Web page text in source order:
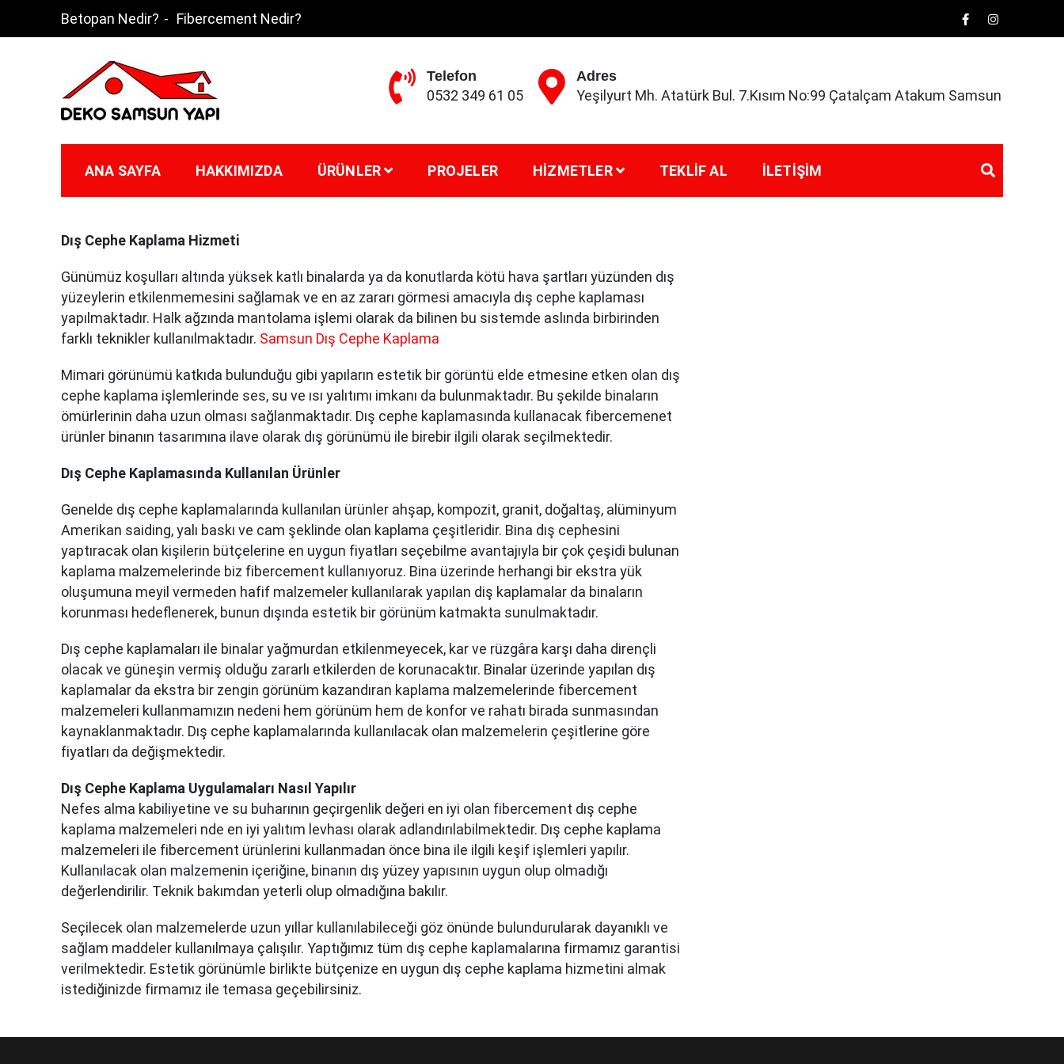
Betopan Nedir? Fibercement Nedir?
Deko Samsun
Telefon
0532 349 61 05
Adres
Yeşilyurt Mh. Atatürk Bul. 7.Kısım No:99 Çatalçam Atakum Samsun
ANA SAYFA HAKKIMIZDA ÜRÜNLER PROJELER HIZMETLER TEKLIF AL İLETIŞIM
Dış Cephe Kaplama Hizmeti
Günümüz koşulları altında yüksek katlı binalarda ya da konutlarda kötü hava şartları yüzünden dış
yüzeylerin etkilenmemesini sağlamak ve en az zararı görmesi amacıyla dış cephe kaplaması
yapılmaktadır. Halk ağzında mantolama işlemi olarak da bilinen bu sistemde aslında birbirinden
farklı teknikler kullanılmaktadır. Samsun Dış Cephe Kaplama
Mimari görünümü katkıda bulunduğu gibi yapıların estetik bir görüntü elde etmesine etken olan dış
cephe kaplama işlemlerinde ses, su ve ısı yalıtımı imkanı da bulunmaktadır. Bu şekilde binaların
ömürlerinin daha uzun olması sağlanmaktadır. Dış cephe kaplamasında kullanacak fibercemenet
ürünler binanın tasarımına ilave olarak dış görünümü ile birebir ilgili olarak seçilmektedir.
Dış Cephe Kaplamasında Kullanılan Ürünler
Genelde dış cephe kaplamalarında kullanılan ürünler ahşap, kompozit, granit, doğaltaş, alüminyum
Amerikan saiding, yalı baskı ve cam şeklinde olan kaplama çeşitleridir. Bina dış cephesini
yaptıracak olan kişilerin bütçelerine en uygun fiyatları seçebilme avantajıyla bir çok çeşidi bulunan
kaplama malzemelerinde biz fibercement kullanıyoruz. Bina üzerinde herhangi bir ekstra yük
oluşumuna meyil vermeden hafif malzemeler kullanılarak yapılan diş kaplamalar da binaların
korunması hedeflenerek, bunun dışında estetik bir görünüm katmakta sunulmaktadır.
Dış cephe kaplamaları ile binalar yağmurdan etkilenmeyecek, kar ve rüzgâra karşı daha dirençli
olacak ve güneşin vermiş olduğu zararlı etkilerden de korunacaktır. Binalar üzerinde yapılan dış
kaplamalar da ekstra bir zengin görünüm kazandıran kaplama malzemelerinde fibercement
malzemeleri kullanmamızın nedeni hem görünüm hem de konfor ve rahatı birada sunmasından
kaynaklanmaktadır. Dış cephe kaplamalarında kullanılacak olan malzemelerin çeşitlerine göre
fiyatları da değişmektedir.
Dış Cephe Kaplama Uygulamaları Nasıl Yapılır
Nefes alma kabiliyetine ve su buharının geçirgenlik değeri en iyi olan fibercement dış cephe
kaplama malzemeleri nde en iyi yalıtım levhası olarak adlandırılabilmektedir. Dış cephe kaplama
malzemeleri ile fibercement ürünlerini kullanmadan önce bina ile ilgili keşif işlemleri yapılır.
Kullanılacak olan malzemenin içeriğine, binanın dış yüzey yapısının uygun olup olmadığı
değerlendirilir. Teknik bakımdan yeterli olup olmadığına bakılır.
Seçilecek olan malzemelerde uzun yıllar kullanılabileceği göz önünde bulundurularak dayanıklı ve
sağlam maddeler kullanılmaya çalışılır. Yaptığımız tüm dış cephe kaplamalarına firmamız garantisi
verilmektedir. Estetik görünümle birlikte bütçenize en uygun dış cephe kaplama hizmetini almak
istediğinizde firmamız ile temasa geçebilirsiniz.